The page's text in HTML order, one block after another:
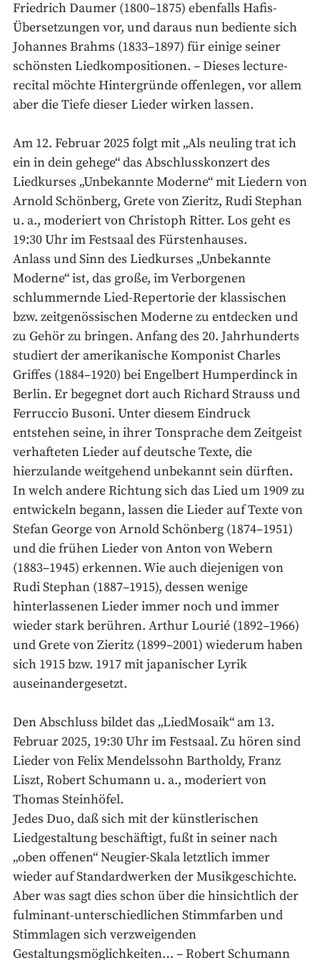
Friedrich Daumer (1800–1875) ebenfalls Hafis-
Übersetzungen vor, und daraus nun bediente sich
Johannes Brahms (1833–1897) für einige seiner
schönsten Liedkompositionen. – Dieses lecture-
recital möchte Hintergründe offenlegen, vor allem
aber die Tiefe dieser Lieder wirken lassen.
Am 12. Februar 2025 folgt mit „Als neuling trat ich
ein in dein gehege“ das Abschlusskonzert des
Liedkurses „Unbekannte Moderne“ mit Liedern von
Arnold Schönberg, Grete von Zieritz, Rudi Stephan
u. a., moderiert von Christoph Ritter. Los geht es
19:30 Uhr im Festsaal des Fürstenhauses.
Anlass und Sinn des Liedkurses „Unbekannte
Moderne“ ist, das große, im Verborgenen
schlummernde Lied-Repertorie der klassischen
bzw. zeitgenössischen Moderne zu entdecken und
zu Gehör zu bringen. Anfang des 20. Jahrhunderts
studiert der amerikanische Komponist Charles
Griffes (1884–1920) bei Engelbert Humperdinck in
Berlin. Er begegnet dort auch Richard Strauss und
Ferruccio Busoni. Unter diesem Eindruck
entstehen seine, in ihrer Tonsprache dem Zeitgeist
verhafteten Lieder auf deutsche Texte, die
hierzulande weitgehend unbekannt sein dürften.
In welch andere Richtung sich das Lied um 1909 zu
entwickeln begann, lassen die Lieder auf Texte von
Stefan George von Arnold Schönberg (1874–1951)
und die frühen Lieder von Anton von Webern
(1883–1945) erkennen. Wie auch diejenigen von
Rudi Stephan (1887–1915), dessen wenige
hinterlassenen Lieder immer noch und immer
wieder stark berühren. Arthur Lourié (1892–1966)
und Grete von Zieritz (1899–2001) wiederum haben
sich 1915 bzw. 1917 mit japanischer Lyrik
auseinandergesetzt.
Den Abschluss bildet das „LiedMosaik“ am 13.
Februar 2025, 19:30 Uhr im Festsaal. Zu hören sind
Lieder von Felix Mendelssohn Bartholdy, Franz
Liszt, Robert Schumann u. a., moderiert von
Thomas Steinhöfel.
Jedes Duo, daß sich mit der künstlerischen
Liedgestaltung beschäftigt, fußt in seiner nach
„oben offenen“ Neugier-Skala letztlich immer
wieder auf Standardwerken der Musikgeschichte.
Aber was sagt dies schon über die hinsichtlich der
fulminant-unterschiedlichen Stimmfarben und
Stimmlagen sich verzweigenden
Gestaltungsmöglichkeiten… – Robert Schumann